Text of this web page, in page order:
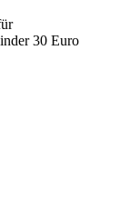
30 Euro